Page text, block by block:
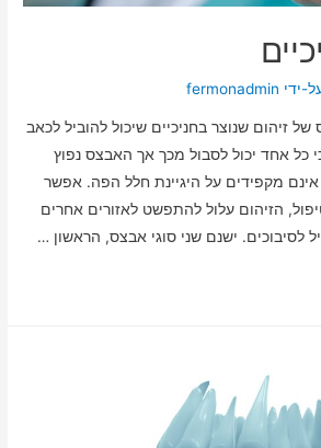
ידי fermonadmin
זיהום שנוצר בחניכיים שיכול להוביל לכאב
כל אחד יכול לסבול מכך אך האבצס נפוץ
מקפידים על היגיינת חלל הפה. אפשר
הזיהום עלול להתפשט לאזורים אחרים
לסיבוכים. ישנם שני סוגי אבצס, הראשון …